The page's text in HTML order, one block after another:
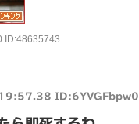
ID:48635743
ID:6YVGFbpw0